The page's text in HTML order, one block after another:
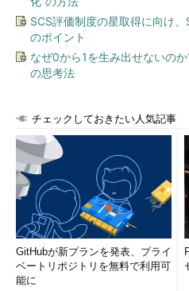
SCS評価制度の星取得に向け
のポイント
なぜ0から1を生み出せないの
の思考法
チェックしておきたい人気記事
GitHubが新プランを発表、プライ
ベートリポジトリを無料で利用可
能に